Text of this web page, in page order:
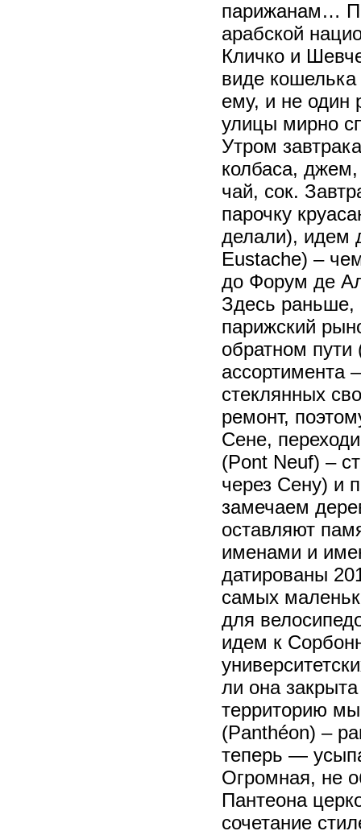
парижанам…
арабской
Кличко и
виде
ему, и не один
улицы мирно
Утром
колбаса,
чай, сок.
парочку
делали), идем
Eustache) –
до Форум де
Здесь раньше,
парижский
обратном
ассортимента
стеклянных
ремонт,
Сене,
(Pont Neuf) –
через Сену) и
замечаем
оставляют
именами и
датированы
самых
для
идем к
ли она
территорию
(Panthéon) –
теперь —
Огромная, не
Пантеона
сочетание